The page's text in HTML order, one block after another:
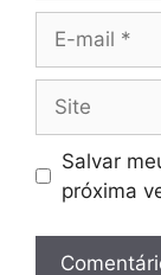
mail
Salvar
próxima